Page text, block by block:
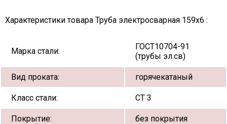
Характеристики товара Труба электросварная 159х6 :
Марка стали:
ГОСТ10704-91
(трубы эл.св)
Вид проката: горячекатаный
Класс стали: СТ 3
Покрытие: без покрытия